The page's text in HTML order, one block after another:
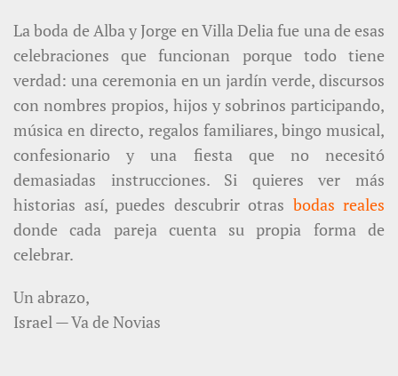
La boda de Alba y Jorge en Villa Delia fue una de esas
celebraciones que funcionan porque todo tiene
verdad: una ceremonia en un jardín verde, discursos
con nombres propios, hijos y sobrinos participando,
música en directo, regalos familiares, bingo musical,
confesionario y una fiesta que no necesitó
demasiadas instrucciones. Si quieres ver más
historias así, puedes descubrir otras bodas reales
donde cada pareja cuenta su propia forma de
celebrar.
Un abrazo,
Israel — Va de Novias